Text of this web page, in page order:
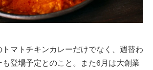
マトチキンカレーだけでなく、週替わ
も登場予定とのこと。また6月は大創業